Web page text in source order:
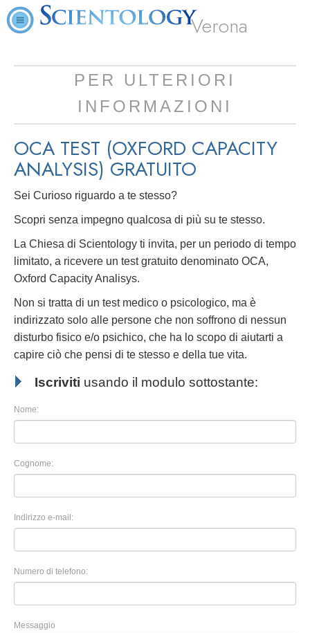
Verona
PER ULTERIORI
INFORMAZIONI
OCA TEST (OXFORD CAPACITY
ANALYSIS) GRATUITO
Sei Curioso riguardo a te stesso?
Scopri senza impegno qualcosa di più su te stesso.
La Chiesa di Scientology ti invita, per un periodo di tempo
limitato, a ricevere un test gratuito denominato OCA,
Oxford Capacity Analisys.
Non si tratta di un test medico o psicologico, ma è
indirizzato solo alle persone che non soffrono di nessun
disturbo fisico e/o psichico, che ha lo scopo di aiutarti a
capire ciò che pensi di te stesso e della tue vita.
Iscriviti usando il modulo sottostante:
Nome:
Cognome:
Indirizzo e-mail:
Numero di telefono:
Messaggio